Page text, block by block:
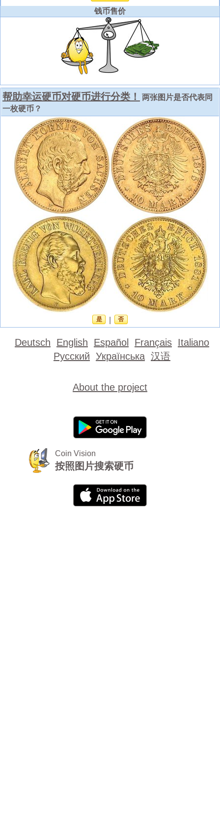
钱币售价
帮助幸运硬币对硬币进行分类！
两张图片是否代表同
一枚硬币？
是 否
Deutsch English Español Français Italiano
Русский Українська 汉语
About the project
Coin Vision
按照图片搜索硬币